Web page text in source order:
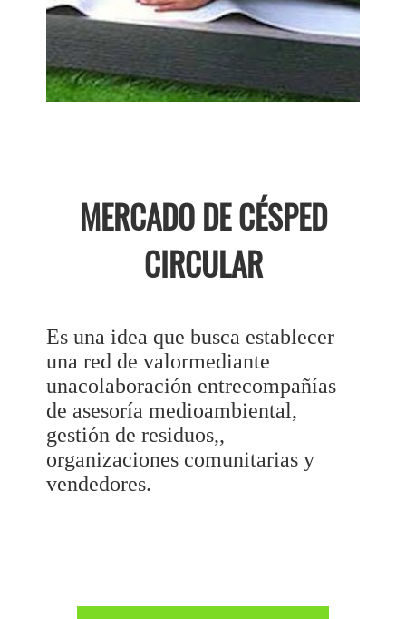
MERCADO DE CÉSPED
CIRCULAR
Es una idea que busca establecer
una red de valormediante
unacolaboración entrecompañías
de asesoría medioambiental,
gestión de residuos,,
organizaciones comunitarias y
vendedores.